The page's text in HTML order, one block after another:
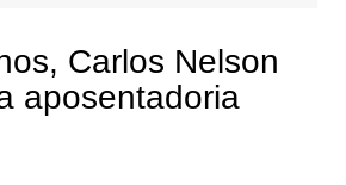
Carlos Nelson
aposentadoria